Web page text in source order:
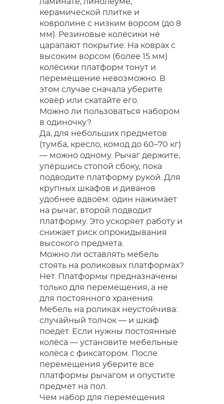
керамической плитке и
ковролине с низким ворсом (до 8
мм). Резиновые колёсики не
царапают покрытие. На коврах с
высоким ворсом (более 15 мм)
колёсики платформ тонут и
перемещение невозможно. В
этом случае сначала уберите
ковёр или скатайте его.
Можно ли пользоваться набором
в одиночку?
Да, для небольших предметов
(тумба, кресло, комод до 60–70 кг)
— можно одному. Рычаг держите,
упёршись стопой сбоку, пока
подводите платформу рукой. Для
крупных шкафов и диванов
удобнее вдвоём: один нажимает
на рычаг, второй подводит
платформу. Это ускоряет работу и
снижает риск опрокидывания
высокого предмета.
Можно ли оставлять мебель
стоять на роликовых платформах?
Нет. Платформы предназначены
только для перемещения, а не
для постоянного хранения.
Мебель на роликах неустойчива:
случайный толчок — и шкаф
поедет. Если нужны постоянные
колёса — установите мебельные
колёса с фиксатором. После
перемещения уберите все
платформы рычагом и опустите
предмет на пол.
Чем набор для перемещения